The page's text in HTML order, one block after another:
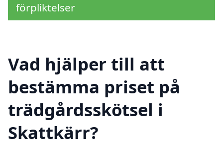
förpliktelser
Vad hjälper till att
bestämma priset på
trädgårdsskötsel i
Skattkärr?